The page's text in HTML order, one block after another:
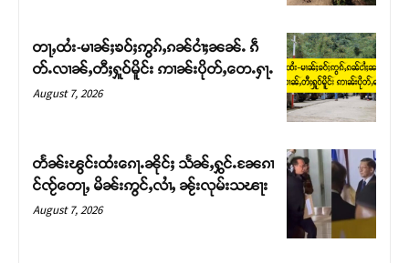
တႃႇႁႂ်ႈသဵင်ၵၢင်ၸႂ်ၵူၼ်းမိူင်း ၵူႈတီႈၵူႈလႅၼ်ပေႃးတေၸွ
တ်ႇ တူဝ်ႈလုမ်ႈၾႃႉၼၼ်ႉ ၶဝ်ႈႁူမ်ႈၵမ်ႉထႅမ် ၸုမ်းၶၢ
ဝ်ႇၽူႈတွႆႇႁွၵ်ႈ လႆႈယူႇၶႃႈဢေႃႈ။
တႃႇထႆး-မၢၼ်ႈၶဝ်ႈဢွၵ်ႇၵၼ်ငၢႆႈၼၼ်ႉ ၵဵ
တ်ႉလၢၼ်ႇတီႈႁူဝ်မိူင်း ဢၢၼ်းပိုတ်ႇတေႉႁႃႉ
August 7, 2026
တႅၼ်းၽွင်းထႆးၵေႃႉၼိုင်ႈ သႅၼ်ႇႁွင်ႉၼႄၵၢ
င်ၸႂ်တေႃႇ မိၼ်းဢွင်ႇလၢႆႇ ၼႂ်းလုမ်းသၽႃး
August 7, 2026